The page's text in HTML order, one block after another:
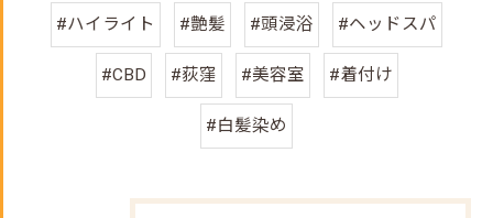
#ハイライト #艶髪 #頭浸浴 #ヘッドスパ
#CBD #荻窪 #美容室 #着付け
#白髪染め